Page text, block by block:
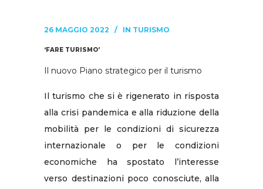
26 MAGGIO 2022 IN TURISMO
‘FARE TURISMO’
Il nuovo Piano strategico per il turismo
Il turismo che si è rigenerato in risposta
alla crisi pandemica e alla riduzione della
mobilità per le condizioni di sicurezza
internazionale o per le condizioni
economiche ha spostato l’interesse
verso destinazioni poco conosciute, alla